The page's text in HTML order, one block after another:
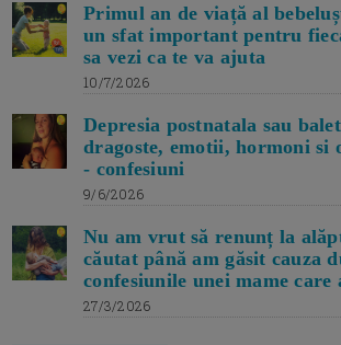
Primul an de viață al
un sfat important pentru
sa vezi ca te va ajuta
10/7/2026
Depresia postnatala sau
dragoste, emotii, hormoni si
- confesiuni
9/6/2026
Nu am vrut să renunț la
căutat până am găsit cauza
confesiunile unei mame care
27/3/2026